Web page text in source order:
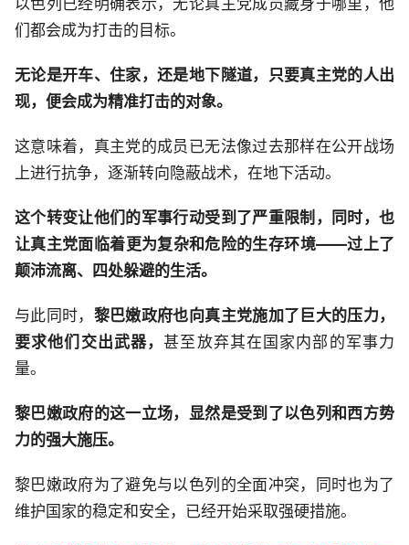
们都会成为打击的目标。
无论是开车、住家，还是地下隧道，只要真主党的人出
现，便会成为精准打击的对象。
这意味着，真主党的成员已无法像过去那样在公开战场
上进行抗争，逐渐转向隐蔽战术，在地下活动。
这个转变让他们的军事行动受到了严重限制，同时，也
让真主党面临着更为复杂和危险的生存环境——过上了
颠沛流离、四处躲避的生活。
与此同时， 黎巴嫩政府也向真主党施加了巨大的压力，
要求他们交出武器，甚至放弃其在国家内部的军事力
量。
黎巴嫩政府的这一立场，显然是受到了以色列和西方势
力的强大施压。
黎巴嫩政府为了避免与以色列的全面冲突，同时也为了
维护国家的稳定和安全，已经开始采取强硬措施。